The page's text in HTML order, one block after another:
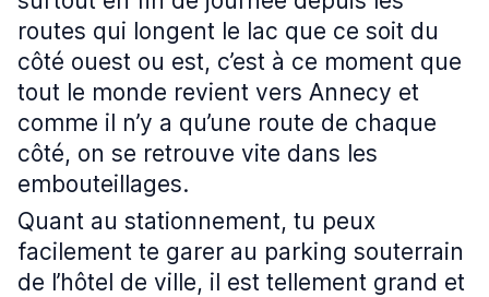
routes qui longent le lac que ce soit du
côté ouest ou est, c’est à ce moment que
tout le monde revient vers Annecy et
comme il n’y a qu’une route de chaque
côté, on se retrouve vite dans les
embouteillages.
Quant au stationnement, tu peux
facilement te garer au parking souterrain
de l’hôtel de ville, il est tellement grand et